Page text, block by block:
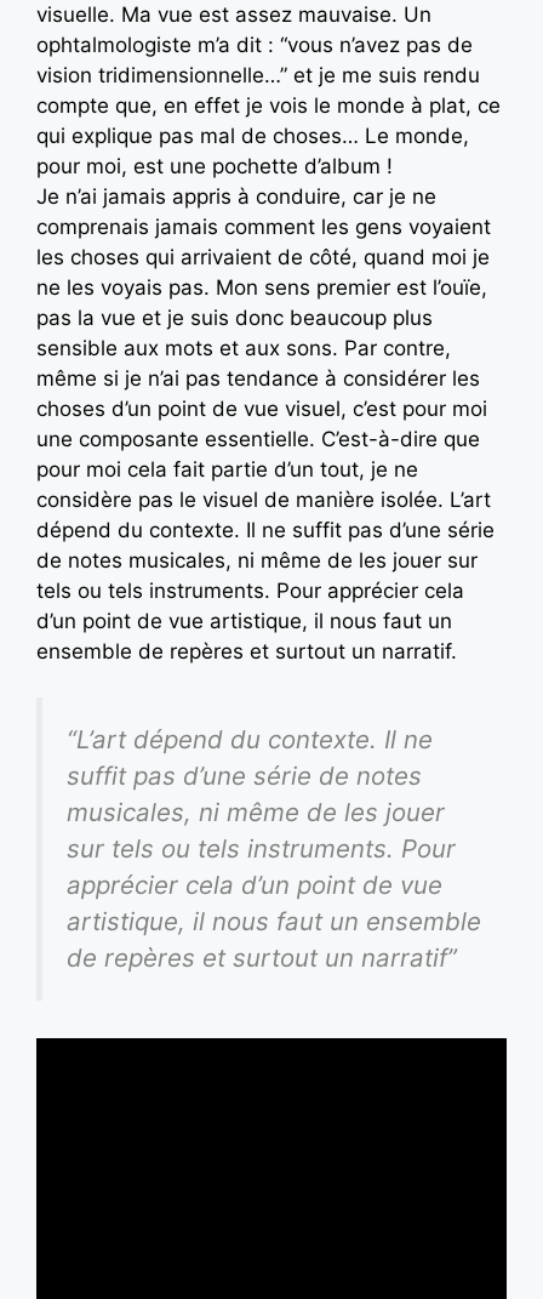
visuelle. Ma vue est assez mauvaise. Un
ophtalmologiste m’a dit : “vous n’avez pas de
vision tridimensionnelle…” et je me suis rendu
compte que, en effet je vois le monde à plat, ce
qui explique pas mal de choses… Le monde,
pour moi, est une pochette d’album !
Je n’ai jamais appris à conduire, car je ne
comprenais jamais comment les gens voyaient
les choses qui arrivaient de côté, quand moi je
ne les voyais pas. Mon sens premier est l’ouïe,
pas la vue et je suis donc beaucoup plus
sensible aux mots et aux sons. Par contre,
même si je n’ai pas tendance à considérer les
choses d’un point de vue visuel, c’est pour moi
une composante essentielle. C’est-à-dire que
pour moi cela fait partie d’un tout, je ne
considère pas le visuel de manière isolée. L’art
dépend du contexte. Il ne suffit pas d’une série
de notes musicales, ni même de les jouer sur
tels ou tels instruments. Pour apprécier cela
d’un point de vue artistique, il nous faut un
ensemble de repères et surtout un narratif.
“L’art dépend du contexte. Il ne
suffit pas d’une série de notes
musicales, ni même de les jouer
sur tels ou tels instruments. Pour
apprécier cela d’un point de vue
artistique, il nous faut un ensemble
de repères et surtout un narratif”